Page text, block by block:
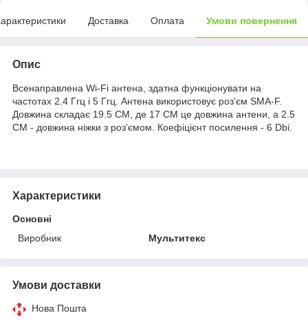
Доставка Оплата Умови повернення
Опис
Всенаправлена Wi-Fi антена, здатна функціонувати на
частотах 2.4 Ггц і 5 Ггц. Антена використовує роз'єм SMA-F.
Довжина складає 19.5 СМ, де 17 СМ це довжина антени, а 2.5
СМ - довжина ніжки з роз'ємом. Коефіцієнт посилення - 6 Dbi.
Характеристики
Основні
Виробник
Мультитекс
Умови доставки
Нова Пошта